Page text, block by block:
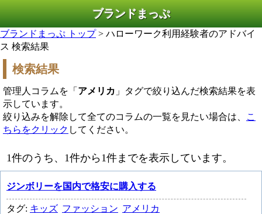
ブランドまっぷ
ブランドまっぷ トップ> ハローワーク利用経験者のアドバイ
ス 検索結果
検索結果
管理人コラムを「 アメリカ 」タグで絞り込んだ検索結果を表
示しています。
絞り込みを解除して全てのコラムの一覧を見たい場合は、
こ
ちらをクリック してください。
1件のうち、1件から1件までを表示しています。
ジンボリーを国内で格安に購入する
タグ: キッズ ファッション アメリカ